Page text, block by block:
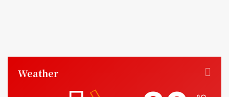
Weather